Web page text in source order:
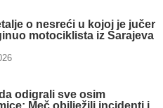
o nesreći u kojoj je jučer
motociklista iz Sarajeva
odigrali sve osim
Meč obilježili incidenti i